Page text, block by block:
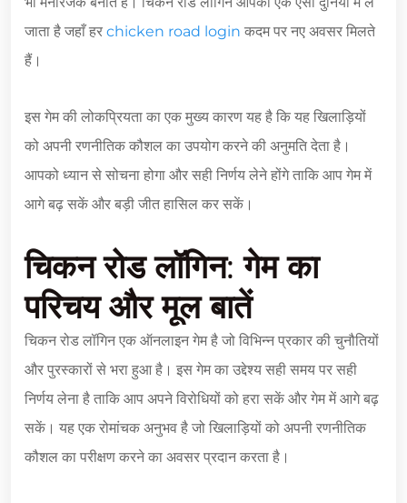
जाता है जहाँ हर chicken road login कदम पर नए अवसर मिलते
हैं।
इस गेम की लोकप्रियता का एक मुख्य कारण यह है कि यह खिलाड़ियों
को अपनी रणनीतिक कौशल का उपयोग करने की अनुमति देता है।
आपको ध्यान से सोचना होगा और सही निर्णय लेने होंगे ताकि आप गेम में
आगे बढ़ सकें और बड़ी जीत हासिल कर सकें।
चिकन रोड लॉगिन: गेम का
परिचय और मूल बातें
चिकन रोड लॉगिन एक ऑनलाइन गेम है जो विभिन्न प्रकार की चुनौतियों
और पुरस्कारों से भरा हुआ है। इस गेम का उद्देश्य सही समय पर सही
निर्णय लेना है ताकि आप अपने विरोधियों को हरा सकें और गेम में आगे बढ़
सकें। यह एक रोमांचक अनुभव है जो खिलाड़ियों को अपनी रणनीतिक
कौशल का परीक्षण करने का अवसर प्रदान करता है।